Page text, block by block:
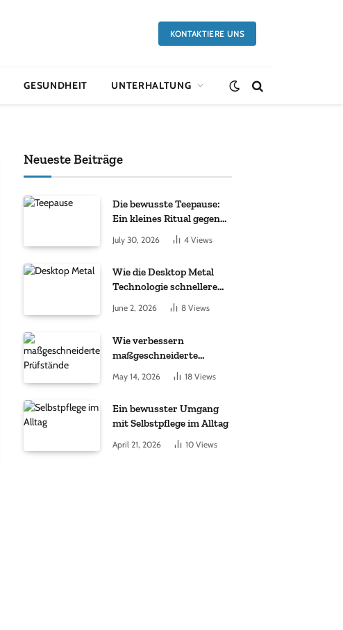
KONTAKTIERE UNS
GESUNDHEIT UNTERHALTUNG
Neueste Beiträge
Die bewusste Teepause:
Ein kleines Ritual gegen
den Alltagsstress
July 30, 2026 4 Views
Wie die Desktop Metal
Technologie schnellere
industrielle Innovationen
unterstützt?
June 2, 2026 8 Views
Wie verbessern
maßgeschneiderte
Prüfstände die
Entwicklung elektrischer
May 14, 2026 18 Views
Ein bewusster Umgang
mit Selbstpflege im Alltag
April 21, 2026 10 Views